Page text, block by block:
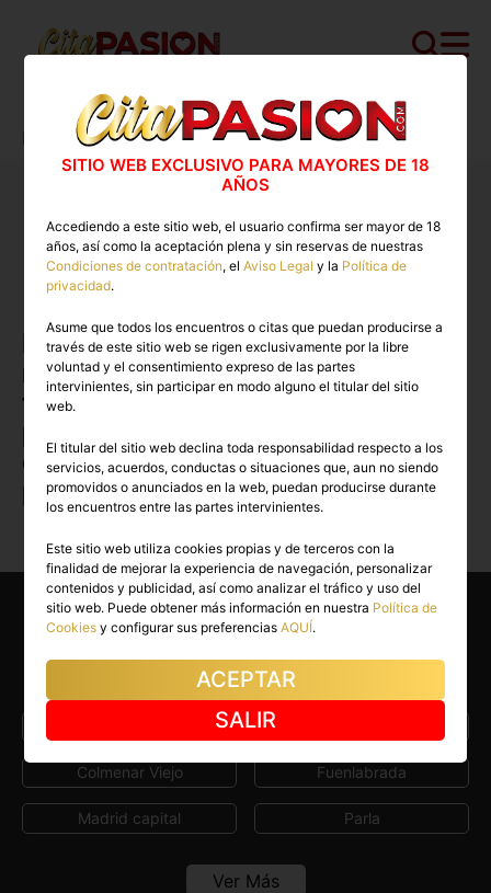
Cita PASION.COM>Travestis> Madrid>
Pozuelo de Alarcón>Novedades Pozuelo de Alarcón
Conoce las novedades mas
exclusivas de la zona en
CitaPASION.COM
Lo sentimos, no disponemos de
novedades en este momento pero
te invitamos a seguir navegando
por la plataforma donde
descubrirás tu próxima nueva
pasión.
Encuentra Novedades en tu
localidad
Colmenar Viejo Fuenlabrada
Madrid capital Parla
Torrejón de Ardoz
Ver Más
SITIO WEB EXCLUSIVO PARA MAYORES DE 18
AÑOS
Accediendo a este sitio web, el usuario confirma ser mayor de 18
años, así como la aceptación plena y sin reservas de nuestras
Condiciones de contratación, elAviso Legal y la Política de
privacidad.
Asume que todos los encuentros o citas que puedan producirse a
través de este sitio web se rigen exclusivamente por la libre
voluntad y el consentimiento expreso de las partes
intervinientes, sin participar en modo alguno el titular del sitio
web.
El titular del sitio web declina toda responsabilidad respecto a los
servicios, acuerdos, conductas o situaciones que, aun no siendo
promovidos o anunciados en la web, puedan producirse durante
los encuentros entre las partes intervinientes.
Este sitio web utiliza cookies propias y de terceros con la
finalidad de mejorar la experiencia de navegación, personalizar
contenidos y publicidad, así como analizar el tráfico y uso del
sitio web. Puede obtener más información en nuestra Política de
Cookies y configurar sus preferenciasAQUÍ.
ACEPTAR
SALIR